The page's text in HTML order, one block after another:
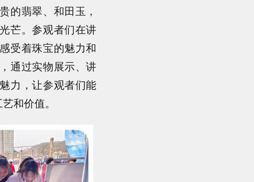
的翡翠、和田玉，
芒。参观者们在讲
受着珠宝的魅力和
通过实物展示、讲
力，让参观者们能
和价值。